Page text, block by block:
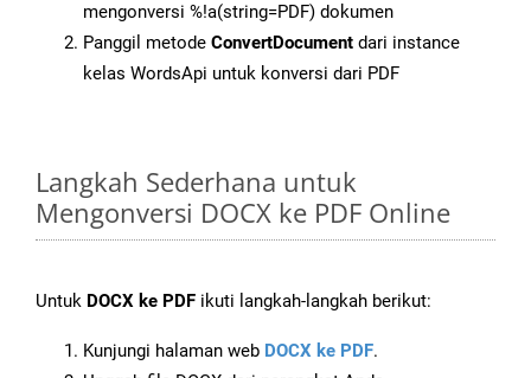
mengonversi %!a(string=PDF) dokumen
Panggil metode ConvertDocument dari instance
kelas WordsApi untuk konversi dari PDF
Langkah Sederhana untuk
Mengonversi DOCX ke PDF Online
Untuk DOCX ke PDF ikuti langkah-langkah berikut:
Kunjungi halaman web DOCX ke PDF.